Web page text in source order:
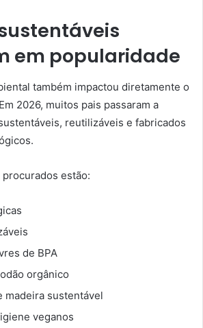
em popularidade
também impactou diretamente o
2026, muitos pais passaram a
reutilizáveis e fabricados
estão:
de BPA
orgânico
madeira sustentável
veganos